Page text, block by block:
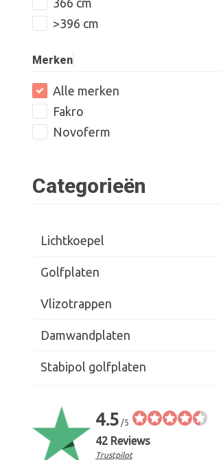
366 cm
>396 cm
Merken
Alle merken
Fakro
Novoferm
Categorieën
Lichtkoepel
Golfplaten
Vlizotrappen
Damwandplaten
Stabipol golfplaten
4.5 /5
42 Reviews
Trustpilot